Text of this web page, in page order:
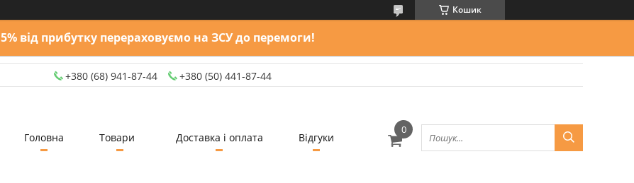
Кошик
5% від прибутку перераховуємо на ЗСУ до перемоги!
+380 (68) 941-87-44 +380 (50) 441-87-44
Головна Товари Доставка і оплата Відгуки